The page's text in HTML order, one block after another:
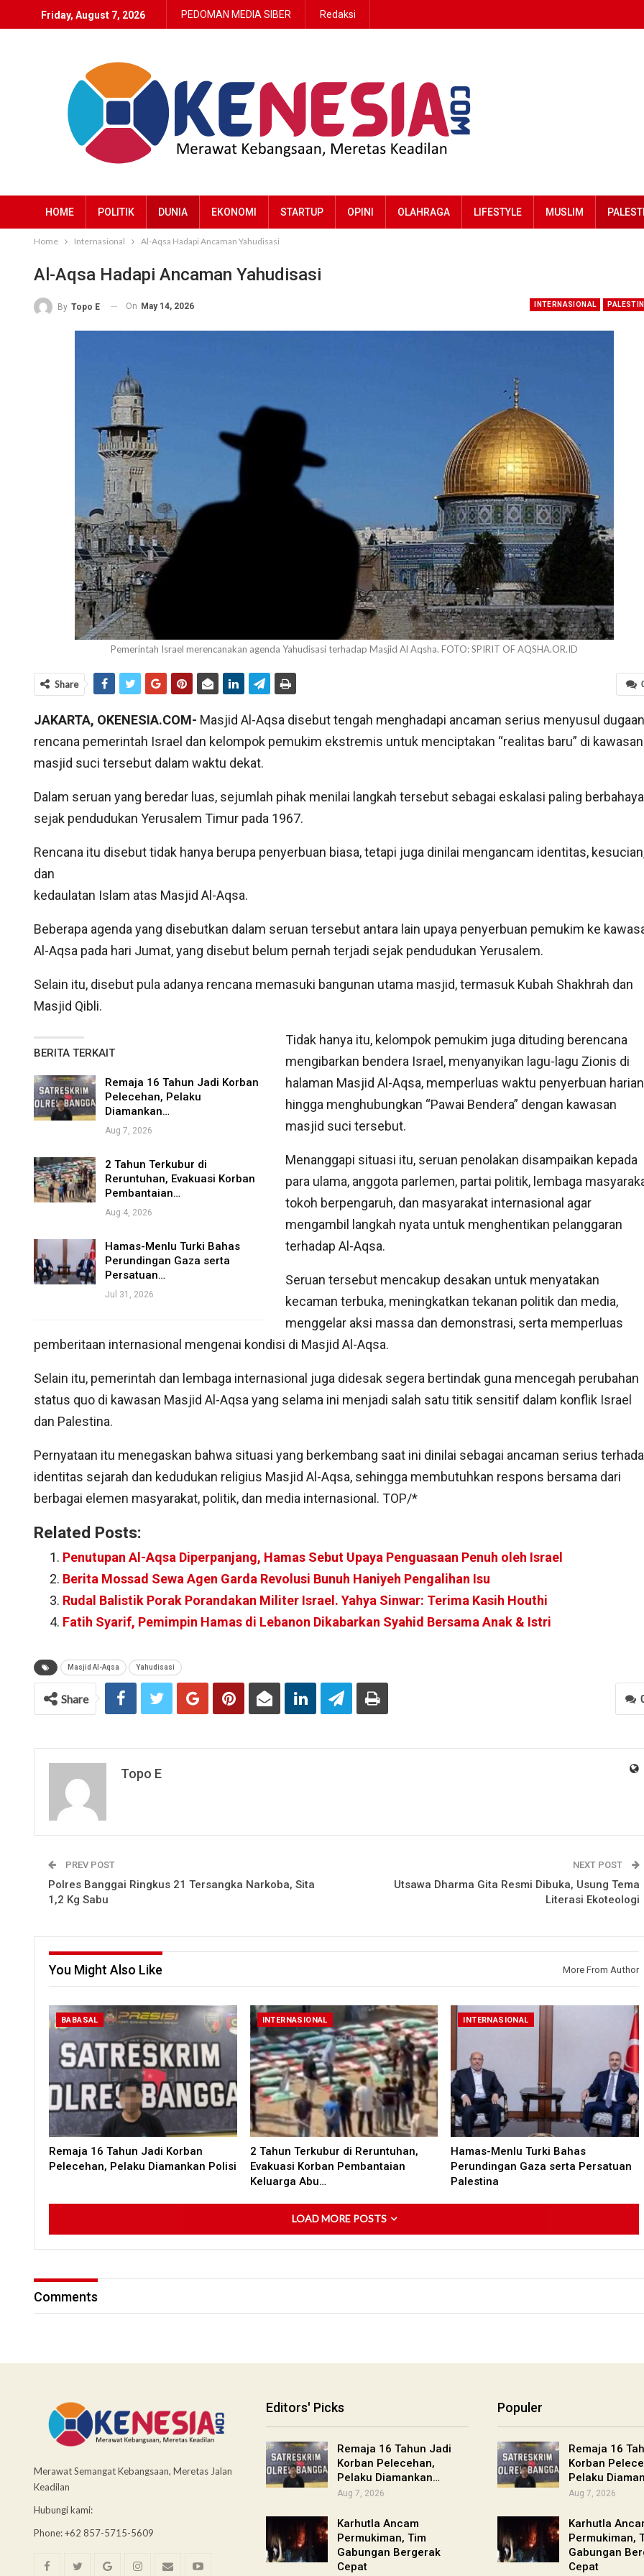
Friday, August 7, 2026 PEDOMAN MEDIA SIBER Redaksi
HOME POLITIK DUNIA EKONOMI STARTUP OPINI OLAHRAGA LIFESTYLE MUSLIM
Home Internasional Al-Aqsa Hadapi Ancaman Yahudisasi
Al-Aqsa Hadapi Ancaman Yahudisasi
INTERNASIONAL
By Topo E On May 14, 2026
Pemerintah Israel merencanakan agenda Yahudisasi terhadap Masjid Al Aqsha. FOTO: SPIRIT OF AQSHA.OR.ID
Share
JAKARTA, OKENESIA.COM- Masjid Al-Aqsa disebut tengah menghadapi ancaman serius menyusul dugaan
rencana pemerintah Israel dan kelompok pemukim ekstremis untuk menciptakan “realitas baru” di kawasan
masjid suci tersebut dalam waktu dekat.
Dalam seruan yang beredar luas, sejumlah pihak menilai langkah tersebut sebagai eskalasi paling berbahaya
sejak pendudukan Yerusalem Timur pada 1967.
Rencana itu disebut tidak hanya berupa penyerbuan biasa, tetapi juga dinilai mengancam identitas,
dan
kedaulatan Islam atas Masjid Al-Aqsa.
Beberapa agenda yang disebutkan dalam seruan tersebut antara lain upaya penyerbuan pemukim ke
Al-Aqsa pada hari Jumat, yang disebut belum pernah terjadi sejak pendudukan Yerusalem.
Selain itu, disebut pula adanya rencana memasuki bangunan utama masjid, termasuk Kubah Shakhrah dan
Masjid Qibli.
BERITA TERKAIT
Remaja 16 Tahun Jadi Korban
Pelecehan, Pelaku
Diamankan…
Aug 7, 2026
2 Tahun Terkubur di
Reruntuhan, Evakuasi Korban
Pembantaian…
Aug 4, 2026
Hamas-Menlu Turki Bahas
Perundingan Gaza serta
Persatuan…
Jul 31, 2026
Tidak hanya itu, kelompok pemukim juga dituding berencana
mengibarkan bendera Israel, menyanyikan lagu-lagu Zionis di
halaman Masjid Al-Aqsa, memperluas waktu penyerbuan
hingga menghubungkan “Pawai Bendera” dengan kawasan
masjid suci tersebut.
Menanggapi situasi itu, seruan penolakan disampaikan kepada
para ulama, anggota parlemen, partai politik, lembaga
tokoh berpengaruh, dan masyarakat internasional agar
mengambil langkah nyata untuk menghentikan pelanggaran
terhadap Al-Aqsa.
Seruan tersebut mencakup desakan untuk menyatakan
kecaman terbuka, meningkatkan tekanan politik dan media,
menggelar aksi massa dan demonstrasi, serta memperluas
pemberitaan internasional mengenai kondisi di Masjid Al-Aqsa.
Selain itu, pemerintah dan lembaga internasional juga didesak segera bertindak guna mencegah perubahan
status quo di kawasan Masjid Al-Aqsa yang selama ini menjadi salah satu titik sensitif dalam konflik Israel
dan Palestina.
Pernyataan itu menegaskan bahwa situasi yang berkembang saat ini dinilai sebagai ancaman serius
identitas sejarah dan kedudukan religius Masjid Al-Aqsa, sehingga membutuhkan respons bersama dari
berbagai elemen masyarakat, politik, dan media internasional. TOP/*
Related Posts:
Penutupan Al-Aqsa Diperpanjang, Hamas Sebut Upaya Penguasaan Penuh oleh Israel
Berita Mossad Sewa Agen Garda Revolusi Bunuh Haniyeh Pengalihan Isu
Rudal Balistik Porak Porandakan Militer Israel. Yahya Sinwar: Terima Kasih Houthi
Fatih Syarif, Pemimpin Hamas di Lebanon Dikabarkan Syahid Bersama Anak & Istri
Masjid Al-Aqsa Yahudisasi
Share
Topo E
PREV POST
Polres Banggai Ringkus 21 Tersangka Narkoba, Sita
1,2 Kg Sabu
NEXT POST
Utsawa Dharma Gita Resmi Dibuka, Usung Tema
Literasi Ekoteologi
You Might Also Like More From Author
BABASAL
Remaja 16 Tahun Jadi Korban
Pelecehan, Pelaku Diamankan Polisi
INTERNASIONAL
2 Tahun Terkubur di Reruntuhan,
Evakuasi Korban Pembantaian
Keluarga Abu…
INTERNASIONAL
Hamas-Menlu Turki Bahas
Perundingan Gaza serta Persatuan
Palestina
LOAD MORE POSTS
Comments
Merawat Semangat Kebangsaan, Meretas Jalan
Keadilan
Hubungi kami:
Phone: +62 857-5715-5609
Editors' Picks
Remaja 16 Tahun Jadi
Korban Pelecehan,
Pelaku Diamankan…
Aug 7, 2026
Karhutla Ancam
Permukiman, Tim
Gabungan Bergerak
Cepat
Populer
Remaja 16
Korban
Pelaku
Aug 7, 2026
Karhutla
Permukiman,
Gabungan
Cepat